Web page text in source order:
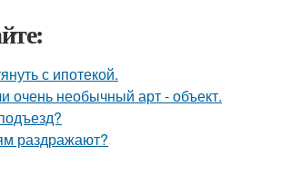
с ипотекой.
очень необычный арт - объект.
раздражают?